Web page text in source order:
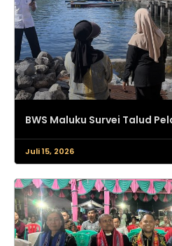
BWS Maluku Survei Talud
Juli 15, 2026